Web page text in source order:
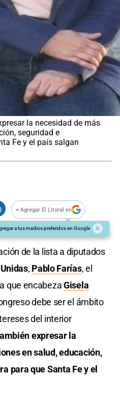
la necesidad de más
seguridad e
Fe y el país salgan
+ Agregar El Litoral en
a tus medios preferidos en Google
de la lista a diputados
, Pablo Farías, el
que encabezaGisela
debe ser el ámbito
del interior
expresar la
en salud, educación,
para que Santa Fe y el